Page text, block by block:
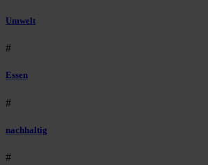
Umwelt
#
Essen
#
nachhaltig
#